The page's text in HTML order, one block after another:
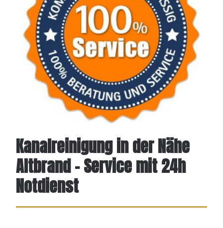
Kanalreinigung in der Nähe
Altbrand – Service mit 24h
Notdienst